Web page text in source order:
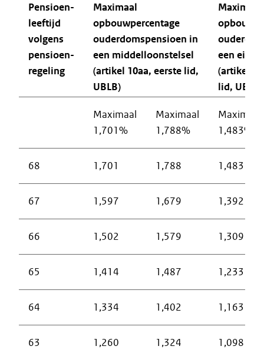
Pensioen-
leeftijd
volgens
pensioen-
regeling
Maximaal
opbouwpercentage
ouderdomspensioen in
een middelloonstelsel
(artikel 10aa, eerste lid,
UBLB)
Maximaal
een
(artikel
lid, UBLB)
Maximaal
1,701%
Maximaal
1,788%
Maximaal
1,483%
68 1,701 1,788 1,483
67 1,597 1,679 1,392
66 1,502 1,579 1,309
65 1,414 1,487 1,233
64 1,334 1,402 1,163
63 1,260 1,324 1,098